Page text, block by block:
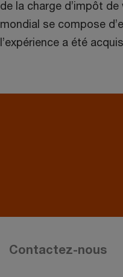
de la charge d’impôt
mondial se compose
l’expérience a été
Contactez-nous